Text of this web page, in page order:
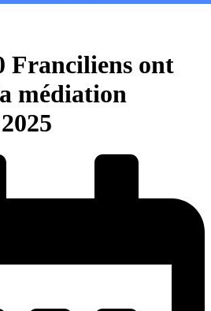
Franciliens ont
médiation